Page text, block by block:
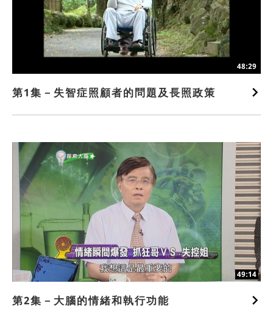
48:29
第1集－失智症照顧者的問題及長照政策
49:14
第2集－大腦的情緒和執行功能